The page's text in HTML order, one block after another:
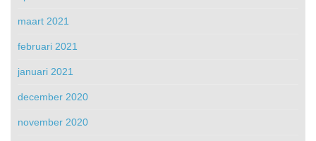
maart 2021
februari 2021
januari 2021
december 2020
november 2020